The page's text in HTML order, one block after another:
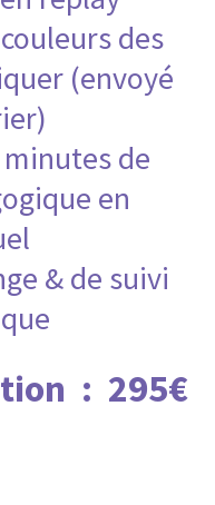
des
(envoyé
de
en
& de suivi
: 295€